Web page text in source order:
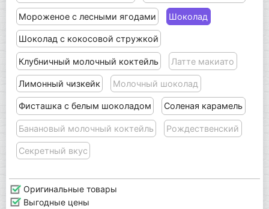
Мороженое с лесными ягодами Шоколад
Шоколад с кокосовой стружкой
Клубничный молочный коктейль Латте макиато
Лимонный чизкейк Молочный шоколад
Фисташка с белым шоколадом Соленая карамель
Банановый молочный коктейль Рождественский
Секретный вкус
Оригинальные товары
Выгодные цены